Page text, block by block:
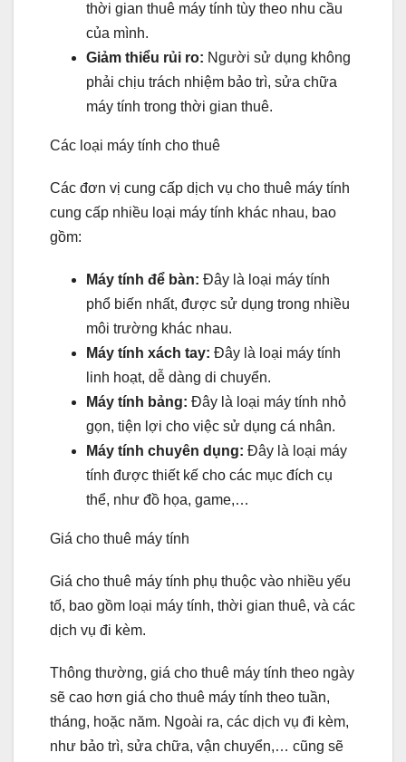
thời gian thuê máy tính tùy theo nhu cầu
của mình.
Giảm thiểu rủi ro: Người sử dụng không
phải chịu trách nhiệm bảo trì, sửa chữa
máy tính trong thời gian thuê.
Các loại máy tính cho thuê
Các đơn vị cung cấp dịch vụ cho thuê máy tính
cung cấp nhiều loại máy tính khác nhau, bao
gồm:
Máy tính để bàn: Đây là loại máy tính
phổ biến nhất, được sử dụng trong nhiều
môi trường khác nhau.
Máy tính xách tay: Đây là loại máy tính
linh hoạt, dễ dàng di chuyển.
Máy tính bảng: Đây là loại máy tính nhỏ
gọn, tiện lợi cho việc sử dụng cá nhân.
Máy tính chuyên dụng: Đây là loại máy
tính được thiết kế cho các mục đích cụ
thể, như đồ họa, game,…
Giá cho thuê máy tính
Giá cho thuê máy tính phụ thuộc vào nhiều yếu
tố, bao gồm loại máy tính, thời gian thuê, và các
dịch vụ đi kèm.
Thông thường, giá cho thuê máy tính theo ngày
sẽ cao hơn giá cho thuê máy tính theo tuần,
tháng, hoặc năm. Ngoài ra, các dịch vụ đi kèm,
như bảo trì, sửa chữa, vận chuyển,… cũng sẽ